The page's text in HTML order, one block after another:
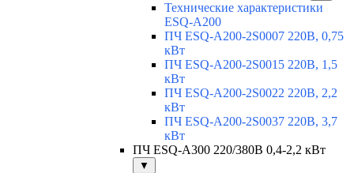
Технические характеристики
ESQ-A200
ПЧ ESQ-A200-2S0007 220В, 0,75
кВт
ПЧ ESQ-A200-2S0015 220В, 1,5
кВт
ПЧ ESQ-A200-2S0022 220В, 2,2
кВт
ПЧ ESQ-A200-2S0037 220В, 3,7
кВт
ПЧ ESQ-A300 220/380В 0,4-2,2 кВт
▼